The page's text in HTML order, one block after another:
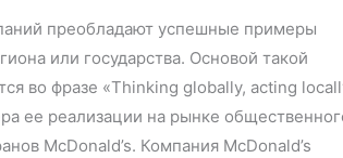
преобладают успешные примеры
или государства. Основой такой
во фразе «Thinking globally, acting
ее реализации на рынке
McDonald’s. Компания McDonald’s